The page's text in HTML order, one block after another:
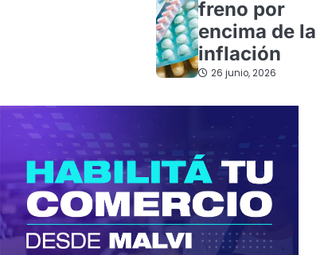
freno por
encima de la
inflación
26 junio, 2026